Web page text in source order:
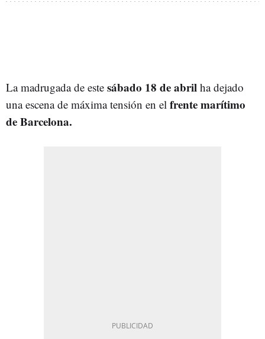
La madrugada de este sábado 18 de abril ha dejado
una escena de máxima tensión en el frente marítimo
de Barcelona.